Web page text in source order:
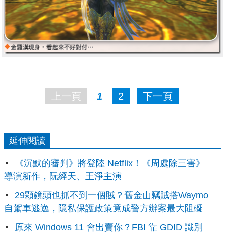
上一頁 1 2 下一頁
延伸閱讀
《沉默的審判》將登陸 Netflix！《周處除三害》
導演新作，阮經天、王淨主演
29顆鏡頭也抓不到一個賊？舊金山竊賊搭Waymo
自駕車逃逸，隱私保護政策竟成警方辦案最大阻礙
原來 Windows 11 會出賣你？FBI 靠 GDID 識別